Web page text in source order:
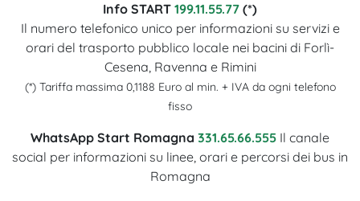
Info START 199.11.55.77 (*)
Il numero telefonico unico per informazioni su servizi e
orari del trasporto pubblico locale nei bacini di Forlì-
Cesena, Ravenna e Rimini
(*) Tariffa massima 0,1188 Euro al min. + IVA da ogni telefono
fisso
WhatsApp Start Romagna 331.65.66.555 Il canale
social per informazioni su linee, orari e percorsi dei bus in
Romagna